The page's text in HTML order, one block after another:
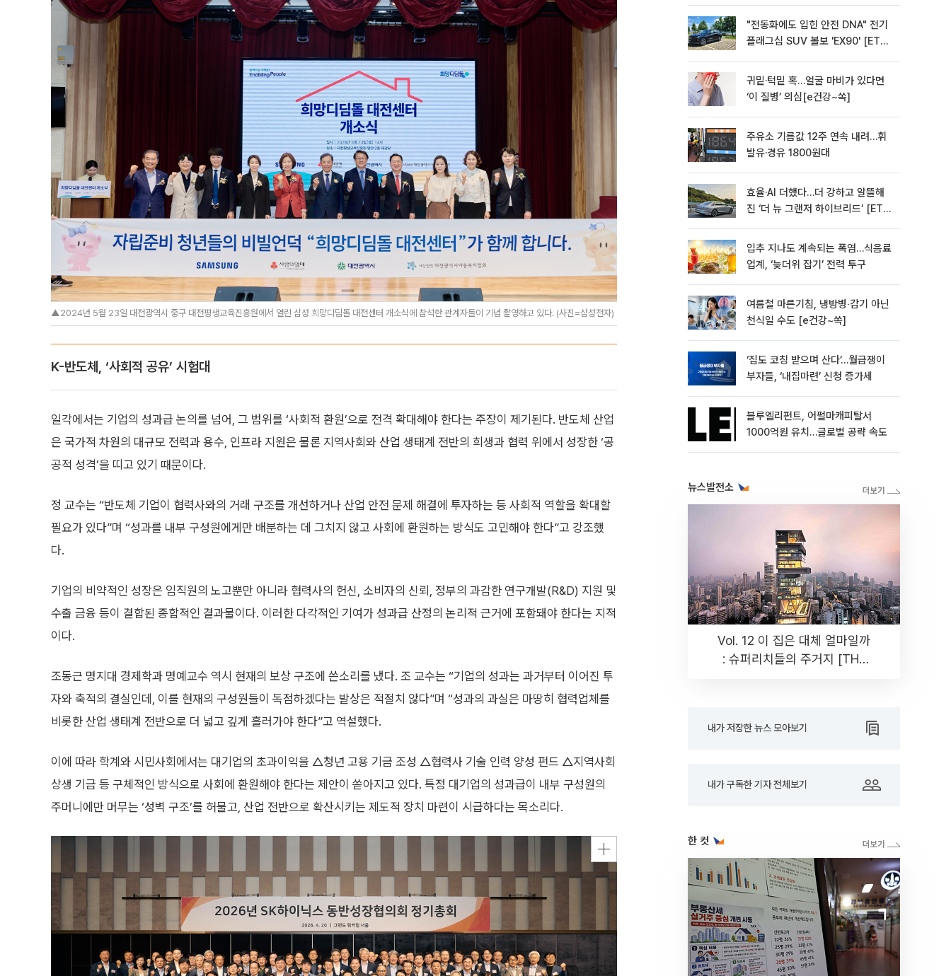
▲2024년 5월 23일 대전광역시 중구 대전평생교육진흥원에서 열린 삼성 희망디딤돌 대전센터 개소식에 참석한 관계자들이 기념 촬영하고 있다. (사진=삼성전자)
K-반도체, ‘사회적 공유’ 시험대
일각에서는 기업의 성과급 논의를 넘어, 그 범위를 ‘사회적 환원’으로 전격 확대해야 한다는 주장이 제기된다. 반도체 산업
은 국가적 차원의 대규모 전력과 용수, 인프라 지원은 물론 지역사회와 산업 생태계 전반의 희생과 협력 위에서 성장한 ‘공
공적 성격’을 띠고 있기 때문이다.
정 교수는 “반도체 기업이 협력사와의 거래 구조를 개선하거나 산업 안전 문제 해결에 투자하는 등 사회적 역할을 확대할
필요가 있다”며 “성과를 내부 구성원에게만 배분하는 데 그치지 않고 사회에 환원하는 방식도 고민해야 한다”고 강조했
다.
기업의 비약적인 성장은 임직원의 노고뿐만 아니라 협력사의 헌신, 소비자의 신뢰, 정부의 과감한 연구개발(R&D) 지원 및
수출 금융 등이 결합된 종합적인 결과물이다. 이러한 다각적인 기여가 성과급 산정의 논리적 근거에 포함돼야 한다는 지적
이다.
조동근 명지대 경제학과 명예교수 역시 현재의 보상 구조에 쓴소리를 냈다. 조 교수는 “기업의 성과는 과거부터 이어진 투
자와 축적의 결실인데, 이를 현재의 구성원들이 독점하겠다는 발상은 적절치 않다”며 “성과의 과실은 마땅히 협력업체를
비롯한 산업 생태계 전반으로 더 넓고 깊게 흘러가야 한다”고 역설했다.
이에 따라 학계와 시민사회에서는 대기업의 초과이익을 △청년 고용 기금 조성 △협력사 기술 인력 양성 펀드 △지역사회
상생 기금 등 구체적인 방식으로 사회에 환원해야 한다는 제안이 쏟아지고 있다. 특정 대기업의 성과급이 내부 구성원의
주머니에만 머무는 ‘성벽 구조’를 허물고, 산업 전반으로 확산시키는 제도적 장치 마련이 시급하다는 목소리다.
"전동화에도 입힌 안전 DNA" 전기
플래그십 SUV 볼보 'EX90' [ET의
귀밑·턱밑 혹…얼굴 마비가 있다면
‘이 질병’ 의심[e건강~쏙]
주유소 기름값 12주 연속 내려…휘
발유·경유 1800원대
효율·AI 더했다…더 강하고 알뜰해
진 ‘더 뉴 그랜저 하이브리드’ [ET의
입추 지나도 계속되는 폭염…식음료
업계, ‘늦더위 잡기’ 전력 투구
여름철 마른기침, 냉방병‧감기 아닌
천식일 수도 [e건강~쏙]
‘집도 코칭 받으며 산다’…월급쟁이
부자들, ‘내집마련’ 신청 증가세
블루엘리펀트, 어펄마캐피탈서
1000억원 유치…글로벌 공략 속도
뉴스발전소
Vol. 12 이 집은 대체 얼마일까
: 슈퍼리치들의 주거지 [THE
내가 저장한 뉴스 모아보기
내가 구독한 기자 전체보기
한 컷